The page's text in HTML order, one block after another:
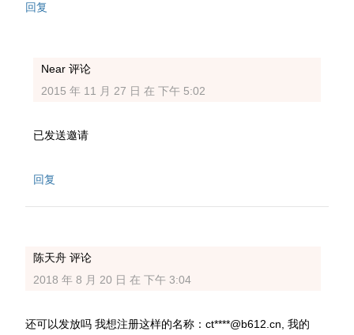
回复
Near 评论
2015 年 11 月 27 日 在 下午 5:02
已发送邀请
回复
陈天舟 评论
2018 年 8 月 20 日 在 下午 3:04
还可以发放吗 我想注册这样的名称：ct****@b612.cn, 我的